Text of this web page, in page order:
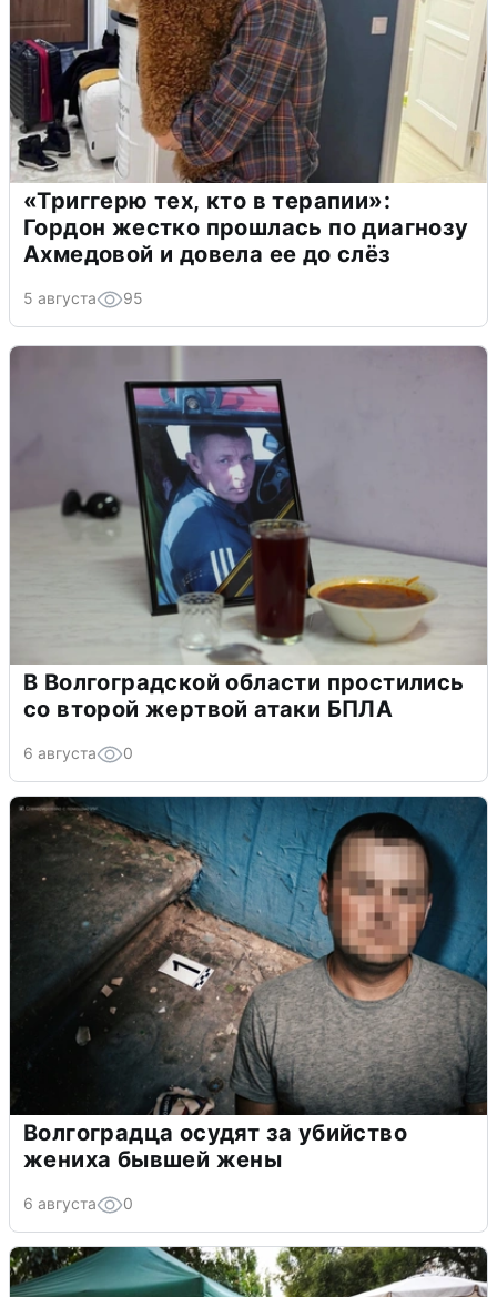
«Триггерю тех, кто в терапии»:
Гордон жестко прошлась по диагнозу
Ахмедовой и довела ее до слёз
5 августа 95
В Волгоградской области простились
со второй жертвой атаки БПЛА
6 августа 0
Волгоградца осудят за убийство
жениха бывшей жены
6 августа 0